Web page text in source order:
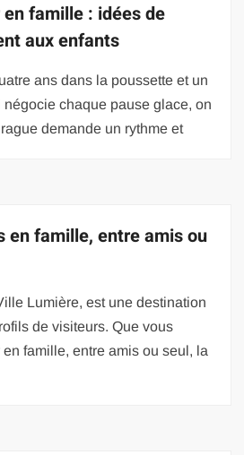
famille : idées de
aux enfants
ans dans la poussette et un
chaque pause glace, on
demande un rythme et
en famille, entre amis ou
Lumière, est une destination
de visiteurs. Que vous
famille, entre amis ou seul, la